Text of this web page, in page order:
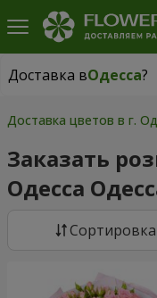
Доставка вОдесса?
Доставка вОдесса
Доставка цветов в г.
Заказать
Одесса
Cортировка